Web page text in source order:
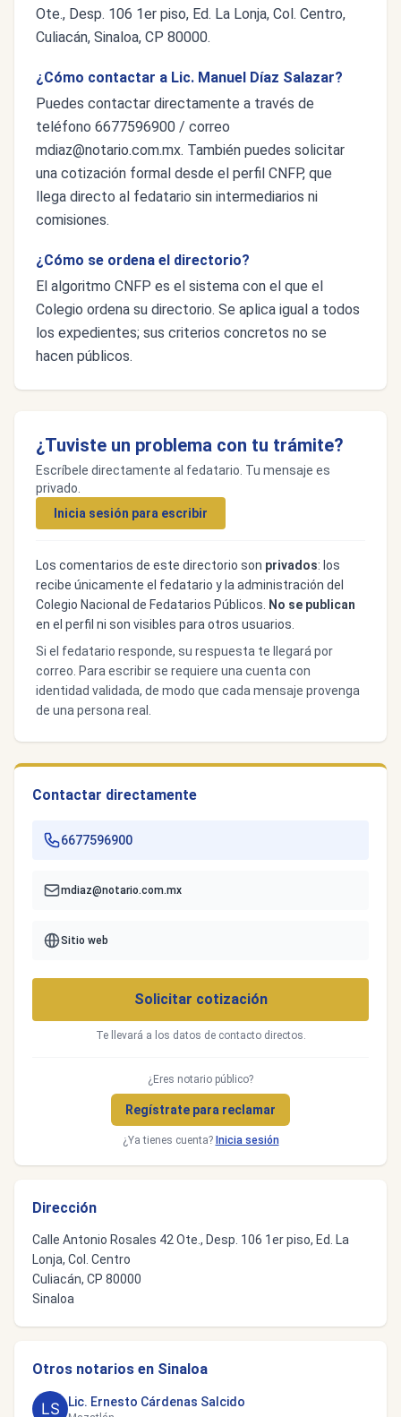
Ote., Desp. 106 1er piso, Ed. La Lonja, Col. Centro,
Culiacán, Sinaloa, CP 80000.
¿Cómo contactar a Lic. Manuel Díaz Salazar?
Puedes contactar directamente a través de
teléfono 6677596900 / correo
mdiaz@notario.com.mx. También puedes solicitar
una cotización formal desde el perfil CNFP, que
llega directo al fedatario sin intermediarios ni
comisiones.
¿Cómo se ordena el directorio?
El algoritmo CNFP es el sistema con el que el
Colegio ordena su directorio. Se aplica igual a todos
los expedientes; sus criterios concretos no se
hacen públicos.
¿Tuviste un problema con tu trámite?
Escríbele directamente al fedatario. Tu mensaje es
privado.
Inicia sesión para escribir
Los comentarios de este directorio son privados: los
recibe únicamente el fedatario y la administración del
Colegio Nacional de Fedatarios Públicos.
No se publican
en el perfil ni son visibles para otros usuarios.
Si el fedatario responde, su respuesta te llegará por
correo. Para escribir se requiere una cuenta con
identidad validada, de modo que cada mensaje provenga
de una persona real.
Contactar directamente
6677596900
mdiaz@notario.com.mx
Sitio web
Solicitar cotización
Te llevará a los datos de contacto directos.
¿Eres notario público?
Regístrate para reclamar
¿Ya tienes cuenta? Inicia sesión
Dirección
Calle Antonio Rosales 42 Ote., Desp. 106 1er piso, Ed. La
Lonja, Col. Centro
Culiacán, CP 80000
Sinaloa
Otros notarios en Sinaloa
Lic. Ernesto Cárdenas Salcido